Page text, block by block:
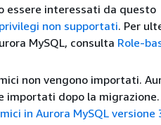
essere interessati da questo
non supportati. Per
MySQL, consulta Role-
non vengono importati.
importati dopo la migrazione.
in Aurora MySQL versione